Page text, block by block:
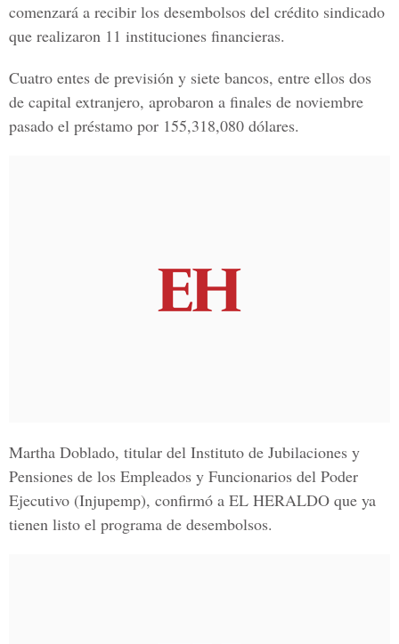
comenzará a recibir los desembolsos del crédito sindicado
que realizaron 11 instituciones financieras.
Cuatro entes de previsión y siete bancos, entre ellos dos
de capital extranjero, aprobaron a finales de noviembre
pasado el préstamo por 155,318,080 dólares.
Martha Doblado, titular del Instituto de Jubilaciones y
Pensiones de los Empleados y Funcionarios del Poder
Ejecutivo (Injupemp), confirmó a EL HERALDO que ya
tienen listo el programa de desembolsos.